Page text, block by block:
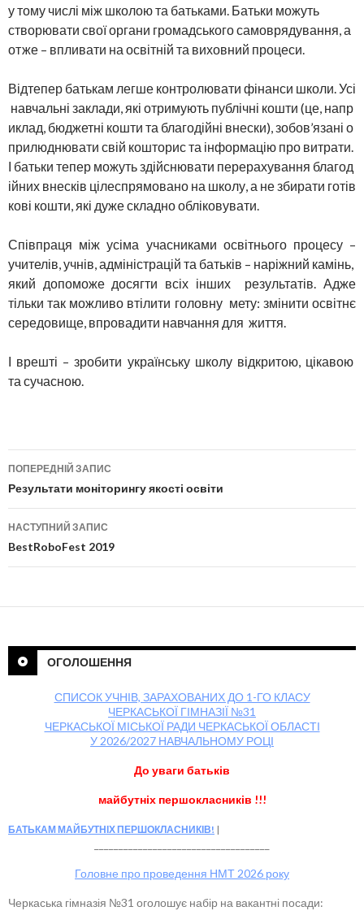
у тому числі між школою та батьками. Батьки можуть
створювати свої органи громадського самоврядування, а
отже – впливати на освітній та виховний процеси.
Відтепер батькам легше контролювати фінанси школи. Усі
навчальні заклади, які отримують публічні кошти (це, напр
иклад, бюджетні кошти та благодійні внески), зобов’язані о
прилюднювати свій кошторис та інформацію про витрати.
І батьки тепер можуть здійснювати перерахування благод
ійних внесків цілеспрямовано на школу, а не збирати готів
кові кошти, які дуже складно обліковувати.
Співпраця між усіма учасниками освітнього процесу –
учителів, учнів, адміністрацій та батьків – наріжний камінь,
який допоможе досягти всіх інших результатів. Адже
тільки так можливо втілити головну мету: змінити освітнє
середовище, впровадити навчання для життя.
І врешті – зробити українську школу відкритою, цікавою
та сучасною.
Навігація по публікаціям
ПОПЕРЕДНІЙ ЗАПИС
Результати моніторингу якості освіти
НАСТУПНИЙ ЗАПИС
BestRoboFest 2019
ОГОЛОШЕННЯ
СПИСОК УЧНІВ, ЗАРАХОВАНИХ ДО 1-ГО КЛАСУ
ЧЕРКАСЬКОЇ ГІМНАЗІЇ №31
ЧЕРКАСЬКОЇ МІСЬКОЇ РАДИ ЧЕРКАСЬКОЇ ОБЛАСТІ
У 2026/2027 НАВЧАЛЬНОМУ РОЦІ
До уваги батьків
майбутніх першокласників !!!
БАТЬКАМ МАЙБУТНІХ ПЕРШОКЛАСНИКІВ!
Головне про проведення НМТ 2026 року
Черкаська гімназія №31 оголошує набір на вакантні посади: